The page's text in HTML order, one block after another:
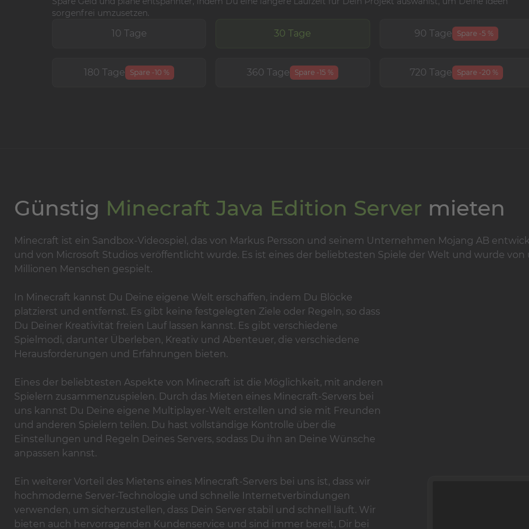
sorgenfrei umzusetzen.
10 Tage 30 Tage 90 Tage Spare -5 %
180 Tage Spare -10 % 360 Tage Spare -15 % 720 Tage Spare -20 %
Günstig Minecraft Java Edition Server mieten
Minecraft ist ein Sandbox-Videospiel, das von Markus Persson und seinem Unternehmen Mojang AB
und von Microsoft Studios veröffentlicht wurde. Es ist eines der beliebtesten Spiele der Welt und wurde von
Millionen Menschen gespielt.
In Minecraft kannst Du Deine eigene Welt erschaffen, indem Du Blöcke
platzierst und entfernst. Es gibt keine festgelegten Ziele oder Regeln, so dass
Du Deiner Kreativität freien Lauf lassen kannst. Es gibt verschiedene
Spielmodi, darunter Überleben, Kreativ und Abenteuer, die verschiedene
Herausforderungen und Erfahrungen bieten.
Eines der beliebtesten Aspekte von Minecraft ist die Möglichkeit, mit anderen
Spielern zusammenzuspielen. Durch das Mieten eines Minecraft-Servers bei
uns kannst Du Deine eigene Multiplayer-Welt erstellen und sie mit Freunden
und anderen Spielern teilen. Du hast vollständige Kontrolle über die
Einstellungen und Regeln Deines Servers, sodass Du ihn an Deine Wünsche
anpassen kannst.
Ein weiterer Vorteil des Mietens eines Minecraft-Servers bei uns ist, dass wir
hochmoderne Server-Technologie und schnelle Internetverbindungen
verwenden, um sicherzustellen, dass Dein Server stabil und schnell läuft. Wir
bieten auch hervorragenden Kundenservice und sind immer bereit, Dir bei